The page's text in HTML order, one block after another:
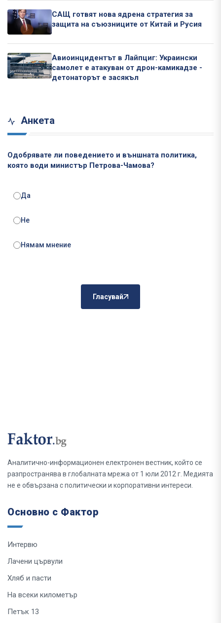
САЩ готвят нова ядрена стратегия за
защита на съюзниците от Китай и Русия
Авиоинцидентът в Лайпциг: Украински
самолет е атакуван от дрон-камикадзе -
детонаторът е засякъл
Анкета
Одобрявате ли поведението и външната политика,
която води министър Петрова-Чамова?
Да
Не
Нямам мнение
Гласувай
Аналитично-информационен електронен вестник, който се
разпространява в глобалната мрежа от 1 юли 2012 г. Медията
не е обвързана с политически и корпоративни интереси.
Основно с Фактор
Интервю
Лачени цървули
Хляб и пасти
На всеки километър
Петък 13